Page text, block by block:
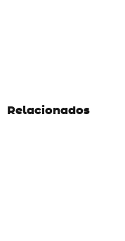
Relacionados